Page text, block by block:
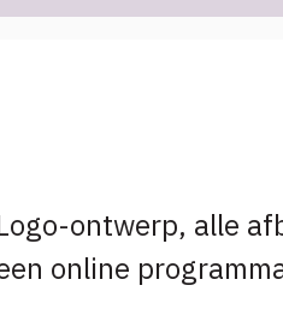
ontwerp, alle
online